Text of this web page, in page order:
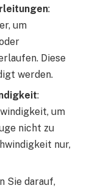
:
um
Diese
werden.
:
um
nicht zu
nur,
Sie darauf,